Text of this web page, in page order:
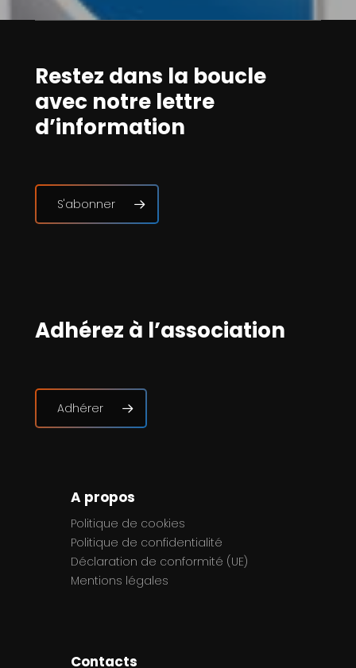
Restez dans la boucle
avec notre lettre
d’information
S'abonner
Adhérez à l’association
Adhérer
A propos
Politique de cookies
Politique de confidentialité
Déclaration de conformité (UE)
Mentions légales
Contacts